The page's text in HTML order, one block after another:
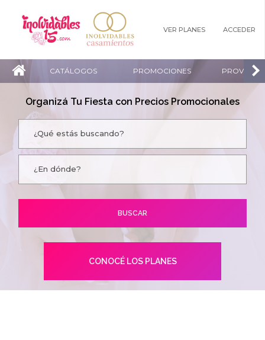
VER PLANES ACCEDER
CATÁLOGOS PROMOCIONES
Organizá Tu Fiesta con Precios Promocionales
CONOCÉ LOS PLANES